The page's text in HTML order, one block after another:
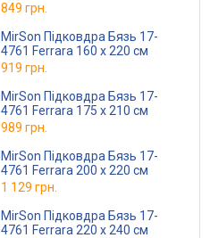
849 грн.
MirSon Підковдра Бязь 17-
4761 Ferrara 160 x 220 см
919 грн.
MirSon Підковдра Бязь 17-
4761 Ferrara 175 x 210 см
989 грн.
MirSon Підковдра Бязь 17-
4761 Ferrara 200 x 220 см
1 129 грн.
MirSon Підковдра Бязь 17-
4761 Ferrara 220 x 240 см